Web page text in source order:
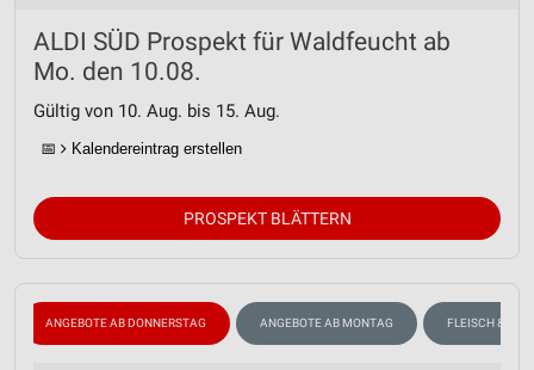
ALDI SÜD Prospekt für Waldfeucht ab
Mo. den 10.08.
Gültig von 10. Aug. bis 15. Aug.
📅 Kalendereintrag erstellen
PROSPEKT BLÄTTERN
ANGEBOTE AB DONNERSTAG ANGEBOTE AB MONTAG FLEISCH &